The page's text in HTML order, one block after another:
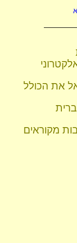
את הכולל
מקוראים